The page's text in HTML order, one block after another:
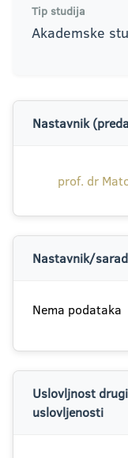
Tip studija
Akademske
Nastavnik
prof. dr
Nastavnik/
Nema podataka
Uslovljnost
uslovljenosti